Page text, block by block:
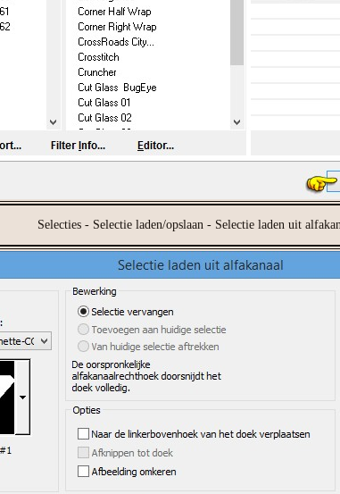
Selecties - Selectie laden/opslaan - Selectie laden uit